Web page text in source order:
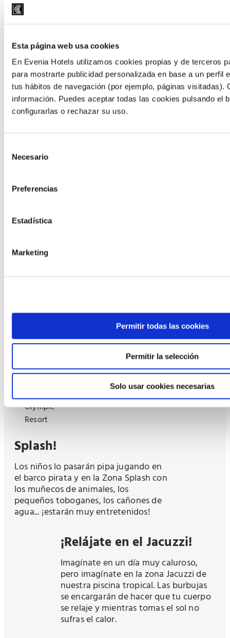
Esta página web usa cookies
En Evenia Hotels utilizamos cookies propias y de terceros
para mostrarte publicidad personalizada en base a un perfil
tus hábitos de navegación (por ejemplo, páginas visitadas).
información. Puedes aceptar todas las cookies pulsando el
configurarlas o rechazar su uso.
Necesario
Preferencias
Estadística
Marketing
Permitir todas las cookies
Permitir la selección
Solo usar cookies necesarias
¡Elige tu manera de
disfrutar de la piscina!
La diversión, la adrenalina, la
mismo propósito, ¡hacértelo pasar
bien! Toboganes disponibles desde el
1/05 hasta el 30/09.
Splash!
Los niños lo pasarán pipa jugando en
el barco pirata y en la Zona Splash con
los muñecos de animales, los
pequeños toboganes, los cañones de
agua... ¡estarán muy entretenidos!
¡Relájate en el Jacuzzi!
Imagínate en un día muy caluroso,
pero imagínate en la zona Jacuzzi de
nuestra piscina tropical. Las burbujas
se encargarán de hacer que tu cuerpo
se relaje y mientras tomas el sol no
sufras el calor.